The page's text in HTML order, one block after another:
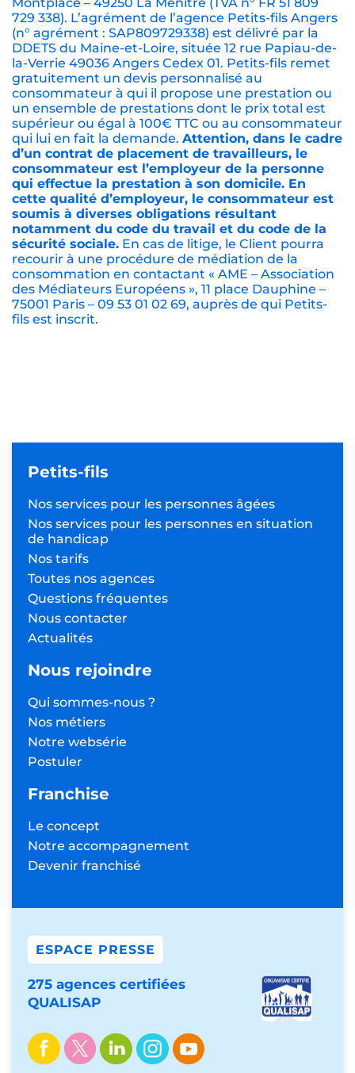
Montplacé – 49250 La Menitre (TVA n° FR 51 809
729 338). L’agrément de l’agence Petits-fils Angers
(n° agrément : SAP809729338) est délivré par la
DDETS du Maine-et-Loire, située 12 rue Papiau-de-
la-Verrie 49036 Angers Cedex 01. Petits-fils remet
gratuitement un devis personnalisé au
consommateur à qui il propose une prestation ou
un ensemble de prestations dont le prix total est
supérieur ou égal à 100€ TTC ou au consommateur
qui lui en fait la demande. Attention, dans le cadre
d’un contrat de placement de travailleurs, le
consommateur est l’employeur de la personne
qui effectue la prestation à son domicile. En
cette qualité d’employeur, le consommateur est
soumis à diverses obligations résultant
notamment du code du travail et du code de la
sécurité sociale. En cas de litige, le Client pourra
recourir à une procédure de médiation de la
consommation en contactant « AME – Association
des Médiateurs Européens », 11 place Dauphine –
75001 Paris – 09 53 01 02 69, auprès de qui Petits-
fils est inscrit.
Petits-fils
Nos services pour les personnes âgées
Nos services pour les personnes en situation
de handicap
Nos tarifs
Toutes nos agences
Questions fréquentes
Nous contacter
Actualités
Nous rejoindre
Qui sommes-nous ?
Nos métiers
Notre websérie
Postuler
Franchise
Le concept
Notre accompagnement
Devenir franchisé
ESPACE PRESSE
275 agences certifiées
QUALISAP